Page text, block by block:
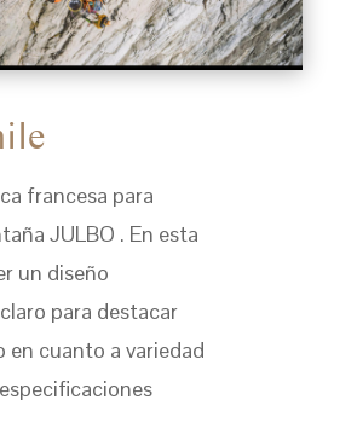
francesa para
JULBO . En esta
un diseño
para destacar
en cuanto a variedad